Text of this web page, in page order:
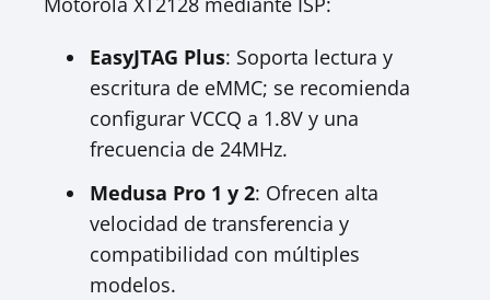
EasyJTAG Plus: Soporta lectura y
escritura de eMMC; se recomienda
configurar VCCQ a 1.8V y una
frecuencia de 24MHz.
Medusa Pro 1 y 2: Ofrecen alta
velocidad de transferencia y
compatibilidad con múltiples
modelos.